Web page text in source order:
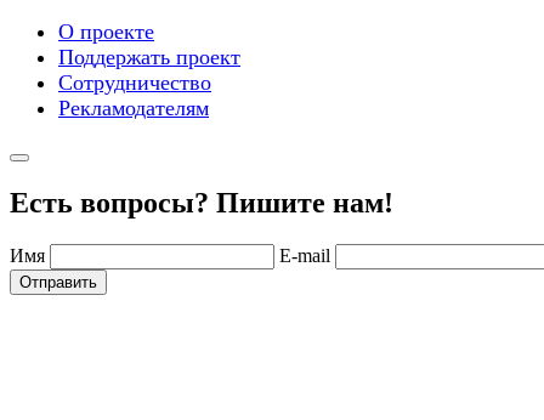
О проекте
Поддержать проект
Сотрудничество
Рекламодателям
Есть вопросы? Пишите нам!
Имя E-mail